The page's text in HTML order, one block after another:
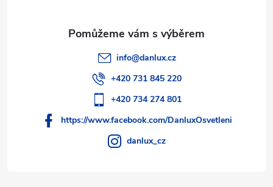
info@danlux.cz
+420 731 845 220
+420 734 274 801
https://www.facebook.com/DanluxOsvetleni
danlux_cz